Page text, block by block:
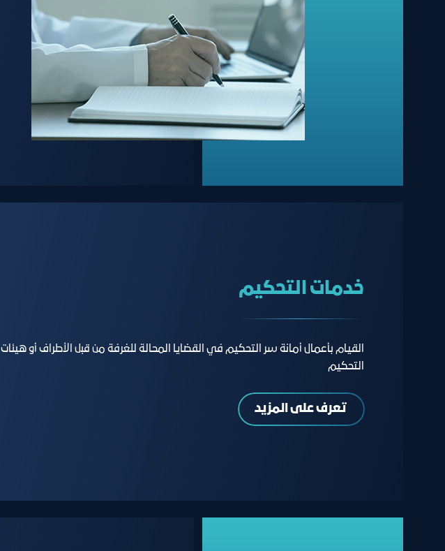
خدمات التحكيم
القيام بأعمال أمانة سر التحكيم في القضايا المحالة للغرفة من قبل الأطراف أو هيئات
التحكيم
تعرف على المزيد